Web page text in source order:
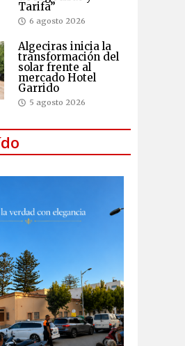
Tarifa”
6 agosto 2026
Algeciras inicia la
transformación del
solar frente al
mercado Hotel
Garrido
5 agosto 2026